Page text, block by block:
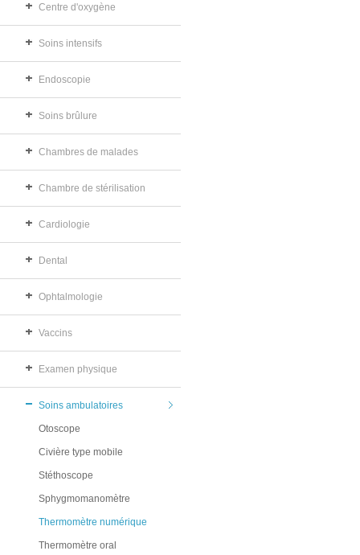
Centre d'oxygène
Soins intensifs
Endoscopie
Soins brûlure
Chambres de malades
Chambre de stérilisation
Cardiologie
Dental
Ophtalmologie
Vaccins
Examen physique
Soins ambulatoires
Otoscope
Civière type mobile
Stéthoscope
Sphygmomanomètre
Thermomètre numérique
Thermomètre oral